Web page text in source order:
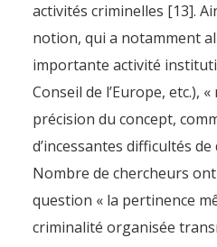
activités criminelles [13].
notion, qui a notamment
importante activité
Conseil de l’Europe, etc.),
précision du concept,
d’incessantes difficultés
Nombre de chercheurs
question « la pertinence
criminalité organisée